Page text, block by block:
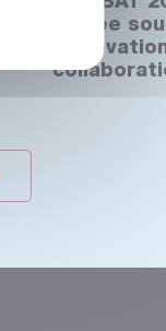
placée